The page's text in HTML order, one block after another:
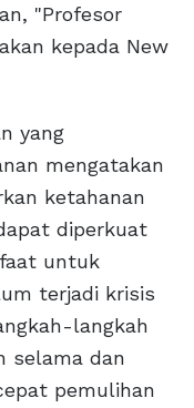
"Profesor
kepada New
yang
mengatakan
ketahanan
diperkuat
untuk
terjadi krisis
langkah
selama dan
pemulihan